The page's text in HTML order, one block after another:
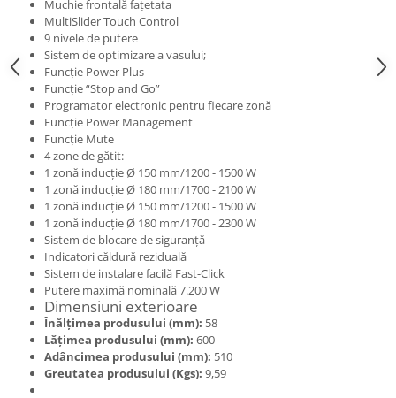
Muchie frontală faţetata
MultiSlider Touch Control
9 nivele de putere
Sistem de optimizare a vasului;
Funcţie Power Plus
Funcţie “Stop and Go”
Programator electronic pentru fiecare zonă
Funcţie Power Management
Funcţie Mute
4 zone de gătit:
1 zonă inducţie Ø 150 mm/1200 - 1500 W
1 zonă inducţie Ø 180 mm/1700 - 2100 W
1 zonă inducţie Ø 150 mm/1200 - 1500 W
1 zonă inducţie Ø 180 mm/1700 - 2300 W
Sistem de blocare de siguranţă
Indicatori căldură reziduală
Sistem de instalare facilă Fast-Click
Putere maximă nominală 7.200 W
Dimensiuni exterioare
Înălțimea produsului (mm): 58
Lățimea produsului (mm): 600
Adâncimea produsului (mm): 510
Greutatea produsului (Kgs): 9,59